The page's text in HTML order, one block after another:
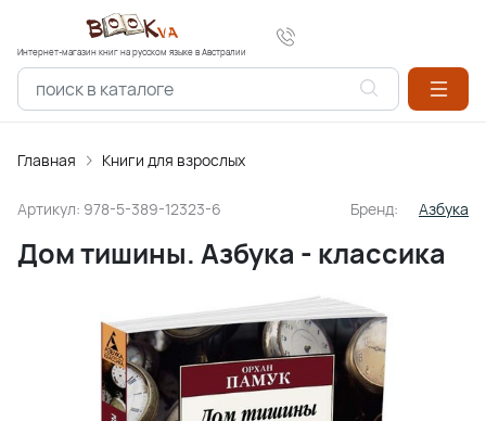
Интернет-магазин книг на русском языке в Австралии
Главная Книги для взрослых
Артикул: 978-5-389-12323-6 Бренд: Азбука
Дом тишины. Азбука - классика